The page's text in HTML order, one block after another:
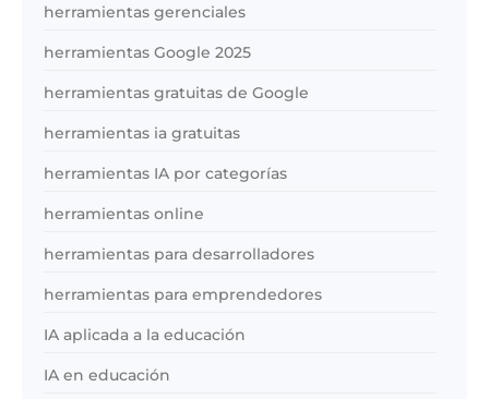
herramientas gerenciales
herramientas Google 2025
herramientas gratuitas de Google
herramientas ia gratuitas
herramientas IA por categorías
herramientas online
herramientas para desarrolladores
herramientas para emprendedores
IA aplicada a la educación
IA en educación